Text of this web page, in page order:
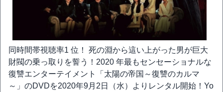
同時間帯視聴率1 位！ 死の淵から這い上がった男が巨大
財閥の乗っ取りを誓う！2020 年最もセンセーショナルな
復讐エンターテイメント「太陽の帝国～復讐のカルマ
～」のDVDを2020年9月2日（水）よりレンタル開始！Yo